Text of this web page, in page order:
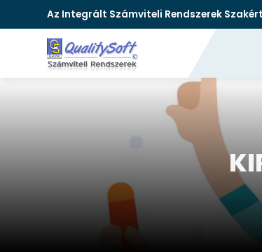
Az Integrált Számviteli Rendszerek